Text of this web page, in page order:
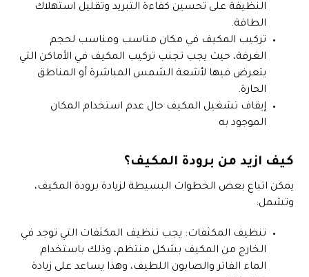
النظيفة على تحسين كفاءة التبريد وتقليل استهلاك
الطاقة.
تركيب المكيف في مكان مناسب ومناسب لحجم
الغرفة، حيث يجب تجنب تركيب المكيف في الأماكن التي
يتعرض فيها لأشعة الشمس المباشرة أو المناطق
الحارة.
إيقاف تشغيل المكيف حال عدم استخدام المكان
الموجود به
كيف ازيد من برودة المكيف؟
يمكن اتباع بعض الخطوات البسيطة لزيادة برودة المكيف،
وتشمل:
تنظيف المكثفات: يجب تنظيف المكثفات التي توجد في
الخارج من المكيف بشكل منتظم، وذلك باستخدام
الماء الفاتر والصابون اللطيف، وهذا يساعد على زيادة